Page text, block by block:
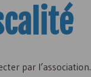
par l’association.